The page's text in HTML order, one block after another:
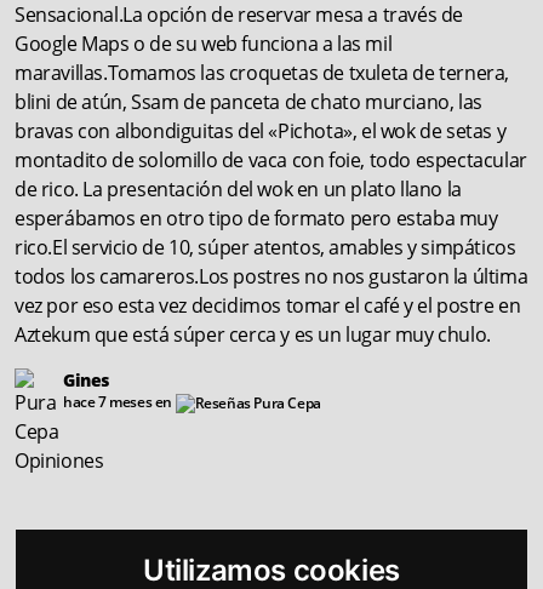
Utilizamos cookies
Sensacional.La opción de reservar mesa a través de
Google Maps o de su web funciona a las mil
maravillas.Tomamos las croquetas de txuleta de ternera,
blini de atún, Ssam de panceta de chato murciano, las
bravas con albondiguitas del «Pichota», el wok de setas y
montadito de solomillo de vaca con foie, todo espectacular
de rico. La presentación del wok en un plato llano la
esperábamos en otro tipo de formato pero estaba muy
rico.El servicio de 10, súper atentos, amables y simpáticos
todos los camareros.Los postres no nos gustaron la última
vez por eso esta vez decidimos tomar el café y el postre en
Aztekum que está súper cerca y es un lugar muy chulo.
Gines
hace 7 meses en
Buena relación calidad precio.Los camareros muy atentos
pero el servicio a veces algo lento.Mejor reservar suele